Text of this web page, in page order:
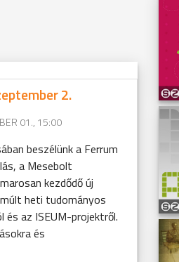
2.
01., 15:00
beszélünk a Ferrum
a Mesebolt
kezdődő új
heti tudományos
és az ISEUM-projektről.
és